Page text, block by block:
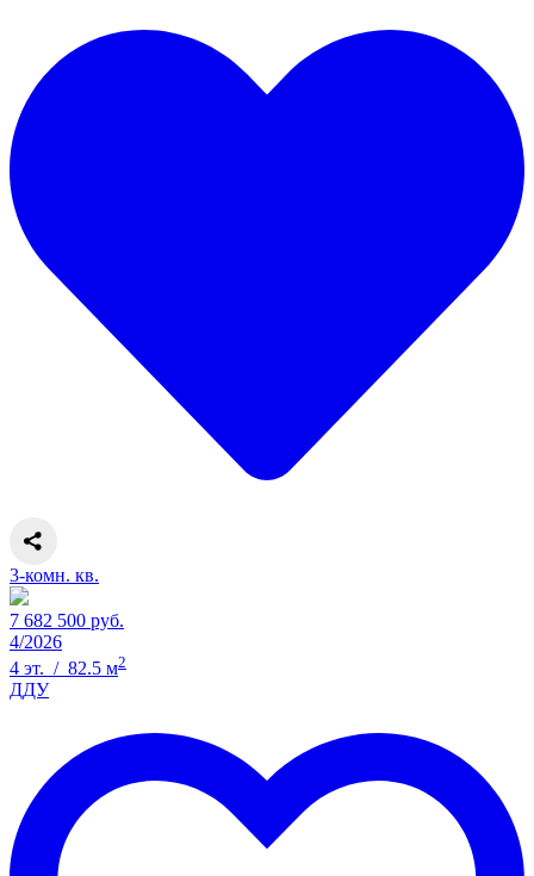
3-комн. кв.
7 682 500 руб.
4/2026
4 эт. / 82.5 м2
ДДУ